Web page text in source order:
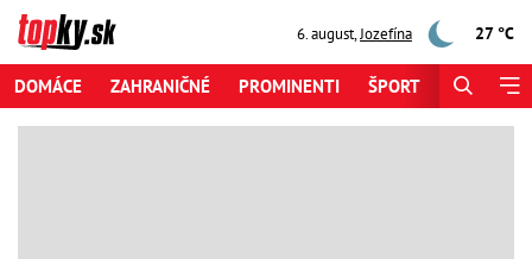
6. august,Jozefína 27 °C
DOMÁCE ZAHRANIČNÉ PROMINENTI ŠPORT